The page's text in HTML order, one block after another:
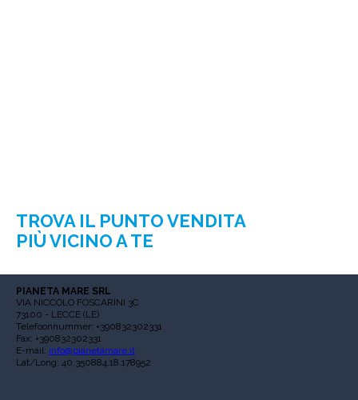
TROVA IL PUNTO VENDITA
PIÙ VICINO A TE
PIANETA MARE SRL
VIA NICCOLO FOSCARINI 3C
73100 - LECCE (LE)
Telefoonnummer: +390832302331
Fax: +390832302331
E-mail: info@pianetamare.it
Lat/Long: 40.350884,18.178952